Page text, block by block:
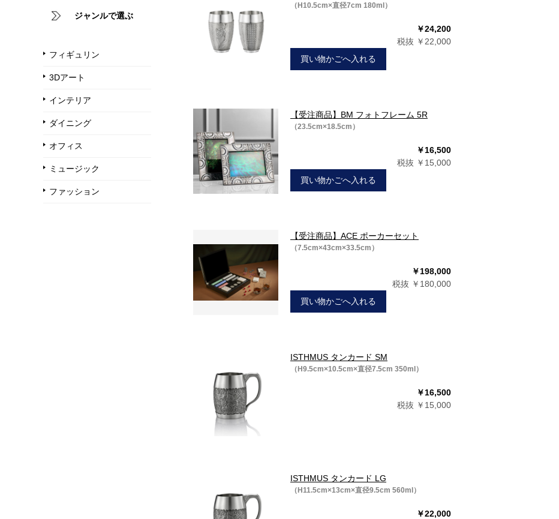
ジャンルで選ぶ
フィギュリン
3Dアート
インテリア
ダイニング
オフィス
ミュージック
ファッション
（H10.5cm×直径7cm 180ml）
￥24,200
税抜 ￥22,000
買い物かごへ入れる
【受注商品】BM フォトフレーム 5R
（23.5cm×18.5cm）
￥16,500
税抜 ￥15,000
買い物かごへ入れる
【受注商品】ACE ポーカーセット
（7.5cm×43cm×33.5cm）
￥198,000
税抜 ￥180,000
買い物かごへ入れる
ISTHMUS タンカード SM
（H9.5cm×10.5cm×直径7.5cm 350ml）
￥16,500
税抜 ￥15,000
ISTHMUS タンカード LG
（H11.5cm×13cm×直径9.5cm 560ml）
￥22,000